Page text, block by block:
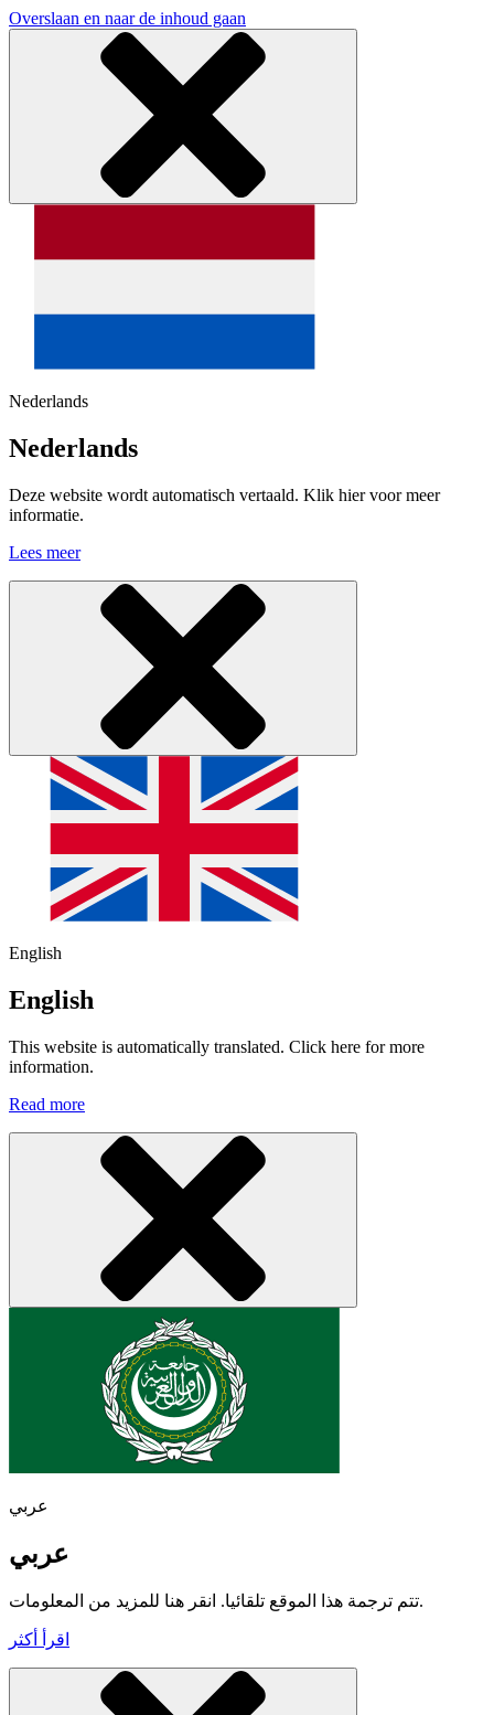
Overslaan en naar de inhoud gaan
Nederlands
Nederlands
Deze website wordt automatisch vertaald. Klik hier voor meer
informatie.
Lees meer
English
English
This website is automatically translated. Click here for more
information.
Read more
عربي
عربي
تتم ترجمة هذا الموقع تلقائيا. انقر هنا للمزيد من المعلومات.
اقرأ أكثر